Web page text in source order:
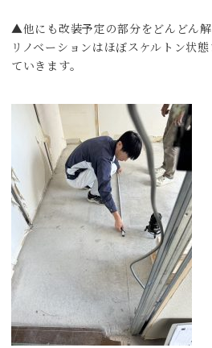
▲他にも改装予定の部分をどんどん
リノベーションはほぼスケルトン状
ていきます。